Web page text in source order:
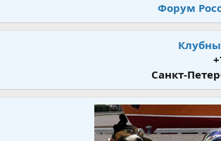
Форум
Санкт-